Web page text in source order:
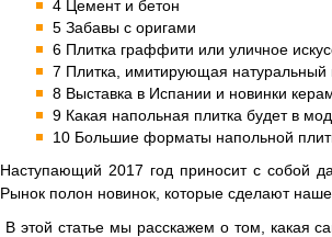
4 Цемент и бетон
5 Забавы с оригами
6 Плитка граффити или уличное
7 Плитка, имитирующая натуральный
8 Выставка в Испании и новинки
9 Какая напольная плитка будет в
10 Большие форматы напольной
Наступающий 2017 год приносит с собой
Рынок полон новинок, которые сделают
В этой статье мы расскажем о том, какая